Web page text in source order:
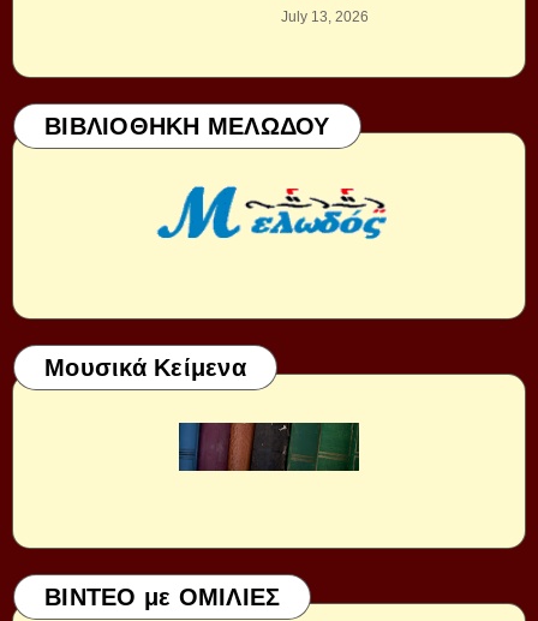
July 13, 2026
ΒΙΒΛΙΟΘΗΚΗ ΜΕΛΩΔΟΥ
Μουσικά Κείμενα
ΒΙΝΤΕΟ με ΟΜΙΛΙΕΣ